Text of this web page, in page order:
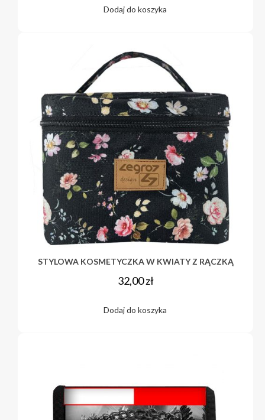
Dodaj do koszyka
STYLOWA KOSMETYCZKA W KWIATY Z RĄCZKĄ
32,00zł
Dodaj do koszyka